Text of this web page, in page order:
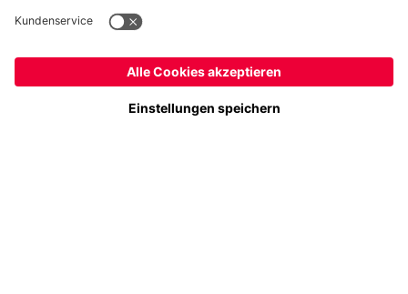
Ja,Deutschland, um dorthin zu liefern!
Nein,Global, um dorthin zu liefern!